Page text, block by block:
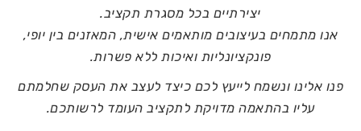
יצירתיים בכל מסגרת תקציב.
אנו מתמחים בעיצובים מותאמים אישית, המאזנים בין יופי,
פונקציונליות ואיכות ללא פשרות.
פנו אלינו ונשמח לייעץ לכם כיצד לעצב את העסק שחלמתם
עליו בהתאמה מדויקת לתקציב העומד לרשותכם.